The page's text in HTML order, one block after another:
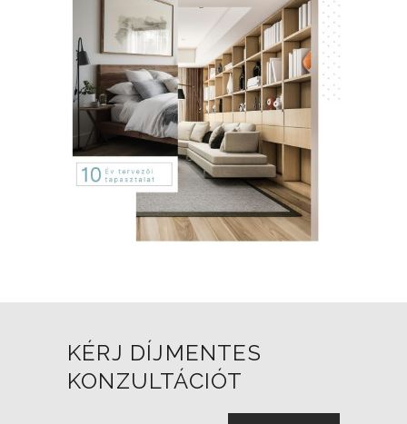
KÉRJ DÍJMENTES
KONZULTÁCIÓT